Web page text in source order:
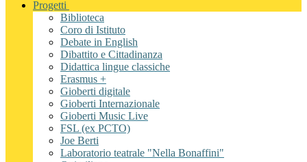
Progetti
Biblioteca
Coro di Istituto
Debate in English
Dibattito e Cittadinanza
Didattica lingue classiche
Erasmus +
Gioberti digitale
Gioberti Internazionale
Gioberti Music Live
FSL (ex PCTO)
Joe Berti
Laboratorio teatrale "Nella Bonaffini"